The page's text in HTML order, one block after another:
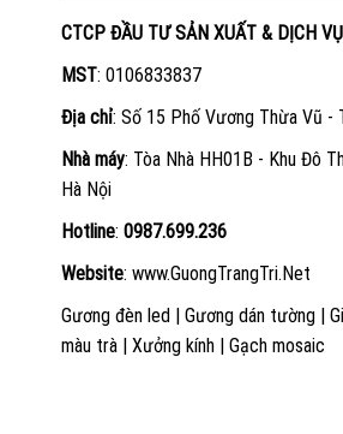
CTCP ĐẦU TƯ SẢN XUẤT & DỊCH
MST: 0106833837
Địa chỉ: Số 15 Phố Vương Thừa Vũ -
Nhà máy: Tòa Nhà HH01B - Khu Đô
Hà Nội
Hotline: 0987.699.236
Website: www.GuongTrangTri.Net
Gương đèn led| Gương dán tường|
màu trà| Xưởng kính| Gạch mosaic